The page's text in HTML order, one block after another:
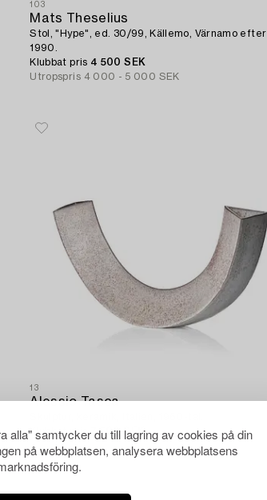
alla" samtycker du till lagring av cookies på din
på webbplatsen, analysera webbplatsens
103
Mats Theselius
Stol, "Hype", ed. 30/99, Källemo, Värnamo efter
1990.
Klubbat pris 4 500 SEK
Utropspris 4 000 - 5 000 SEK
13
Alessio Tasca
Klubbat pris7 500 SEK
Utropspris
5 000 - 6 000 SEK